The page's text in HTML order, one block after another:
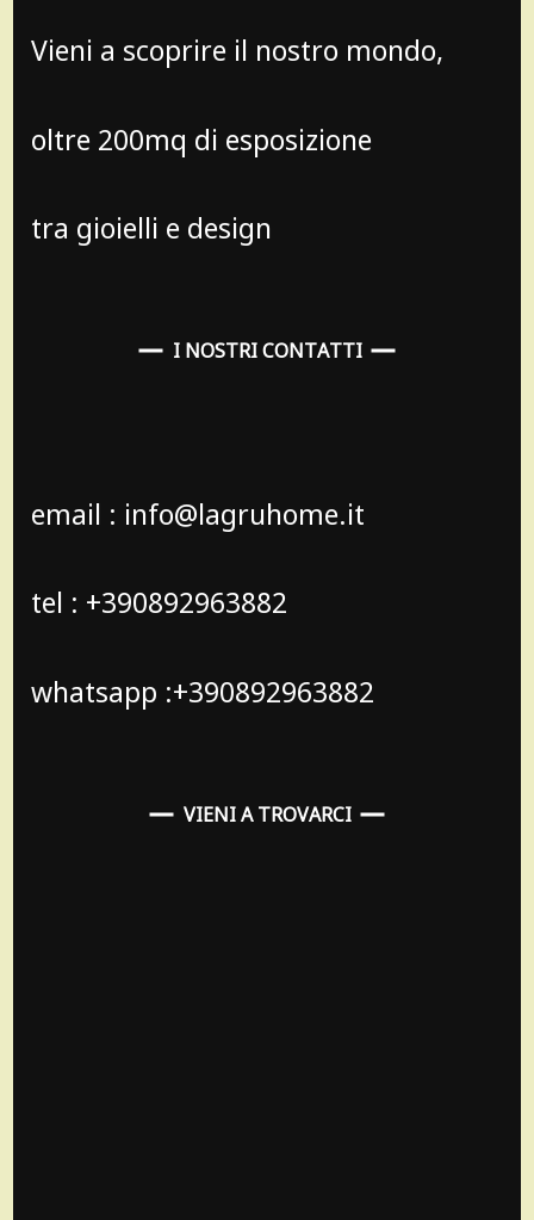
Vieni a scoprire il nostro mondo,
oltre 200mq di esposizione
tra gioielli e design
I NOSTRI CONTATTI
email : info@lagruhome.it
tel : +390892963882
whatsapp :+390892963882
VIENI A TROVARCI